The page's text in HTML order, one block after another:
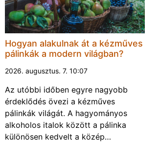
Hogyan alakulnak át a kézműves
pálinkák a modern világban?
2026. augusztus. 7. 10:07
Az utóbbi időben egyre nagyobb
érdeklődés övezi a kézműves
pálinkák világát. A hagyományos
alkoholos italok között a pálinka
különösen kedvelt a közép…